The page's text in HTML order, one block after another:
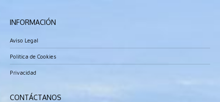
INFORMACIÓN
Aviso Legal
Política de Cookies
Privacidad
CONTÁCTANOS